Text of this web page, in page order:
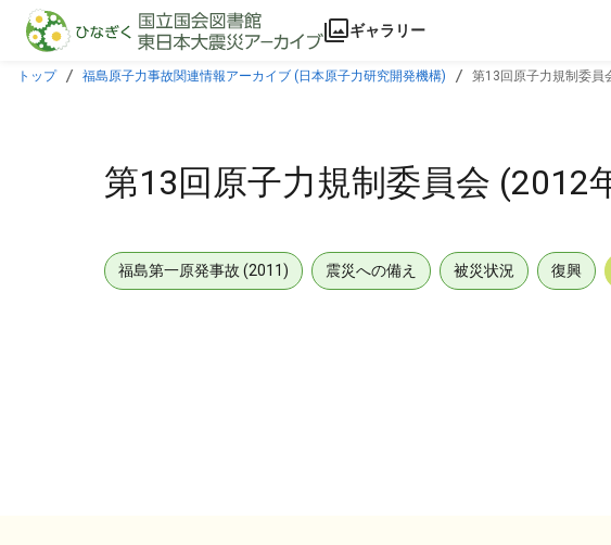
本文に飛ぶ
ギャラリー
トップ 福島原子力事故関連情報アーカイブ (日本原子力研究開発機構) 第13回原子力規制委員
第13回原子力規制委員会 (2012
福島第一原発事故 (2011) 震災への備え 被災状況 復興